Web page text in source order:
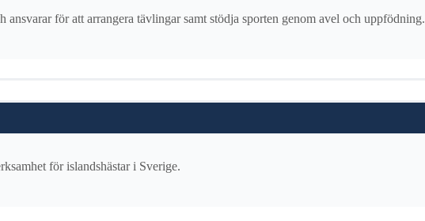
för att arrangera tävlingar samt stödja sporten genom avel och uppfödning.
för islandshästar i Sverige.